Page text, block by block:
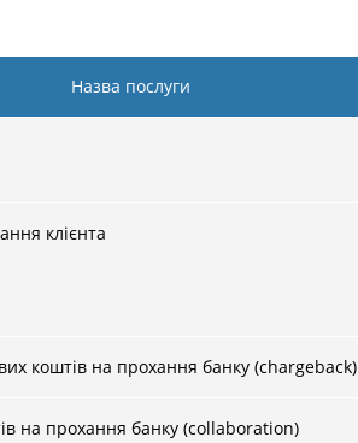
Назва послуги
клієнта
коштів на прохання банку (chargeback)
на прохання банку (collaboration)